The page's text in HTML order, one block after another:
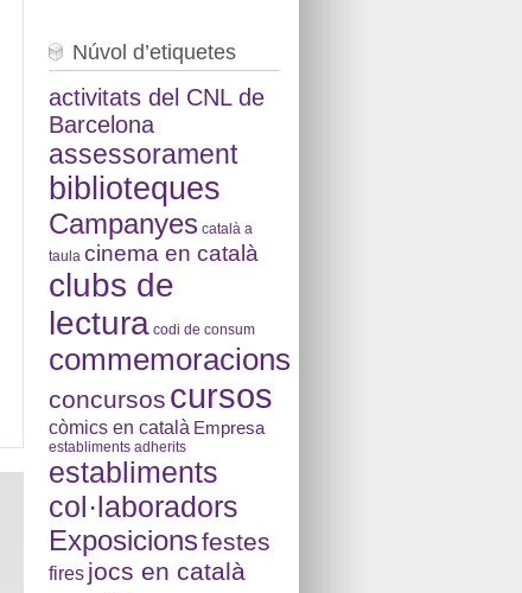
Núvol d’etiquetes
activitats del CNL de
Barcelona
assessorament
biblioteques
Campanyes català a
taula cinema en català
clubs de
lectura codi de consum
commemoracions
concursos cursos
còmics en català Empresa
establiments adherits
establiments
col·laboradors
Exposicionsfestes
fires jocs en català